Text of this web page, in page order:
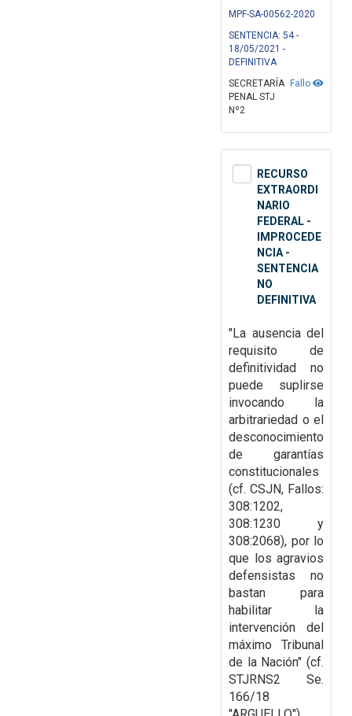
MPF-SA-00562-2020
SENTENCIA: 54 -
18/05/2021 -
DEFINITIVA
Fallo
SECRETARÍA
PENAL STJ
Nº2
RECURSO
EXTRAORDI
NARIO
FEDERAL -
IMPROCEDE
NCIA -
SENTENCIA
NO
DEFINITIVA
"La ausencia del
requisito de
definitividad no
puede suplirse
invocando la
arbitrariedad o el
desconocimiento
de garantías
constitucionales
(cf. CSJN, Fallos:
308:1202,
308:1230 y
308:2068), por lo
que los agravios
defensistas no
bastan para
habilitar la
intervención del
máximo Tribunal
de la Nación" (cf.
STJRNS2 Se.
166/18